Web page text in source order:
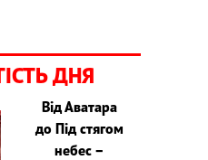
ДНЯ
Від Аватара
до Під стягом
небес –